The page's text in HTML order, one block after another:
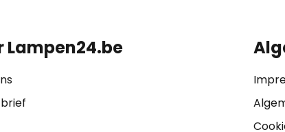
Lampen24.be